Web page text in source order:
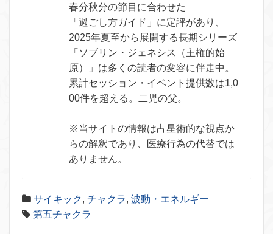
春分秋分の節目に合わせた
「過ごし方ガイド」に定評があり、
2025年夏至から展開する長期シリーズ
「ソブリン・ジェネシス（主権的始
原）」は多くの読者の変容に伴走中。
累計セッション・イベント提供数は1,0
00件を超える。二児の父。
※当サイトの情報は占星術的な視点か
らの解釈であり、医療行為の代替では
ありません。
サイキック, チャクラ, 波動・エネルギー
第五チャクラ